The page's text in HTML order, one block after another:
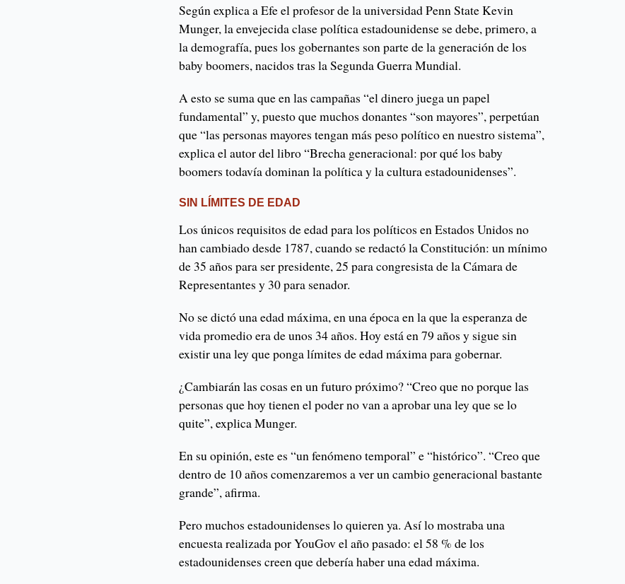
Según explica a Efe el profesor de la universidad Penn State Kevin
Munger, la envejecida clase política estadounidense se debe, primero, a
la demografía, pues los gobernantes son parte de la generación de los
baby boomers, nacidos tras la Segunda Guerra Mundial.
A esto se suma que en las campañas “el dinero juega un papel
fundamental” y, puesto que muchos donantes “son mayores”, perpetúan
que “las personas mayores tengan más peso político en nuestro sistema”,
explica el autor del libro “Brecha generacional: por qué los baby
boomers todavía dominan la política y la cultura estadounidenses”.
SIN LÍMITES DE EDAD
Los únicos requisitos de edad para los políticos en Estados Unidos no
han cambiado desde 1787, cuando se redactó la Constitución: un mínimo
de 35 años para ser presidente, 25 para congresista de la Cámara de
Representantes y 30 para senador.
No se dictó una edad máxima, en una época en la que la esperanza de
vida promedio era de unos 34 años. Hoy está en 79 años y sigue sin
existir una ley que ponga límites de edad máxima para gobernar.
¿Cambiarán las cosas en un futuro próximo? “Creo que no porque las
personas que hoy tienen el poder no van a aprobar una ley que se lo
quite”, explica Munger.
En su opinión, este es “un fenómeno temporal” e “histórico”. “Creo que
dentro de 10 años comenzaremos a ver un cambio generacional bastante
grande”, afirma.
Pero muchos estadounidenses lo quieren ya. Así lo mostraba una
encuesta realizada por YouGov el año pasado: el 58 % de los
estadounidenses creen que debería haber una edad máxima.